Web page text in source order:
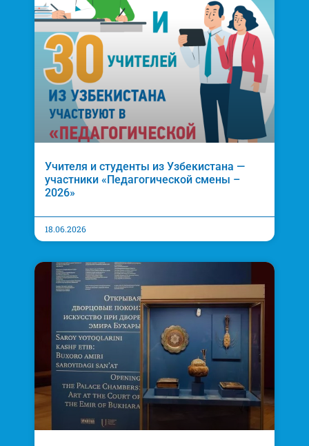
Учителя и студенты из Узбекистана —
участники «Педагогической смены –
2026»
18.06.2026